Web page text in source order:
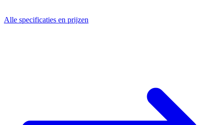
Alle specificaties en prijzen